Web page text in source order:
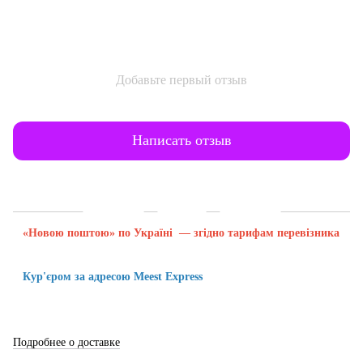
Добавьте первый отзыв
Написать отзыв
«Новою поштою» по Україні — згідно тарифам перевізника
Кур'єром за адресою Meest Express
Подробнее о доставке